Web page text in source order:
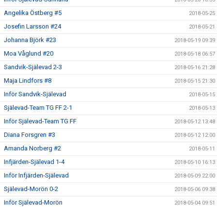
Angelika Östberg #5 2018-05-25
Josefin Larsson #24 2018-05-21
Johanna Björk #23 2018-05-19 09:39
Moa Våglund #20 2018-05-18 06:57
Sandvik-Själevad 2-3 2018-05-16 21:28
Maja Lindfors #8 2018-05-15 21:30
Inför Sandvik-Själevad 2018-05-15
Själevad-Team TG FF 2-1 2018-05-13
Inför Själevad-Team TG FF 2018-05-12 13:48
Diana Forsgren #3 2018-05-12 12:00
Amanda Norberg #2 2018-05-11
Infjärden-Själevad 1-4 2018-05-10 16:13
Inför Infjärden-Själevad 2018-05-09 22:00
Själevad-Morön 0-2 2018-05-06 09:38
Inför Själevad-Morön 2018-05-04 09:51